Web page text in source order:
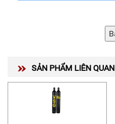
SẢN PHẨM LIÊN QUAN